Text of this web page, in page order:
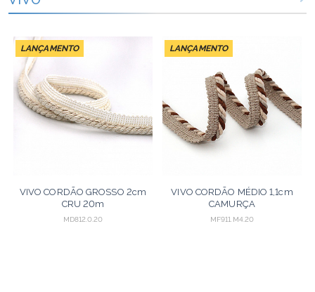
LANÇAMENTO
VIVO CORDÃO GROSSO 2cm
CRU 20m
MD812.0.20
LANÇAMENTO
VIVO CORDÃO MÉDIO 1,1cm
CAMURÇA
CLARO/CRU/MARROM 20m
MF911.M4.20